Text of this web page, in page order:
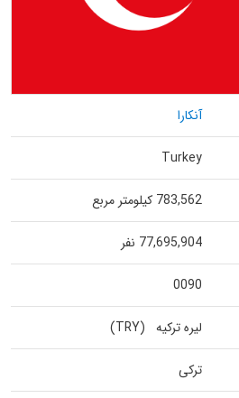
آنکارا
Turkey
783,562 کیلومتر مربع
77,695,904 نفر
0090
لیره ترکیه (TRY)
ترکی